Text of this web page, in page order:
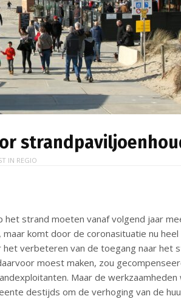
IN REGIO
het strand moeten vanaf volgend jaar
komt door de coronasituatie nu heel
verbeteren van de toegang naar het
moest maken, zou
Maar de werkzaamheden
destijds om de verhoging van de